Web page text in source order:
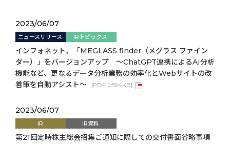
2023/06/07
ニュースリリース IRトピックス
インフォネット、「MEGLASS finder（メグラス ファイン
ダー）」をバージョンアップ ～ChatGPT連携によるAI分析
機能など、更なるデータ分析業務の効率化とWebサイトの改
善策を自動アシスト～
[PDF： 594KB]
2023/06/07
IR IR資料
第21回定時株主総会招集ご通知に際しての交付書面省略事項